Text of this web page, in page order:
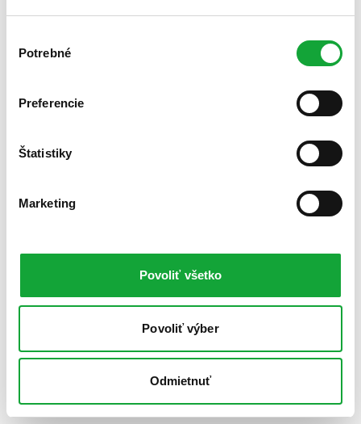
súhlasu
Potrebné
Preferencie
Štatistiky
Marketing
Povoliť všetko
Povoliť výber
Odmietnuť